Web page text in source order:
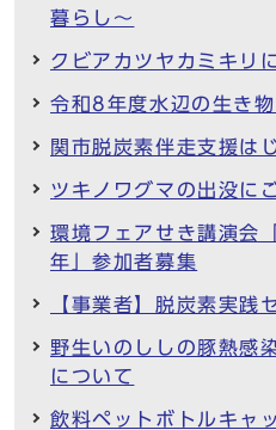
暮らし～
クビアカツヤカミキリ
令和8年度水辺の生き
関市脱炭素伴走支援は
ツキノワグマの出没に
環境フェアせき講演会
年」参加者募集
【事業者】脱炭素実践
野生いのししの豚熱感
について
飲料ペットボトルキャ